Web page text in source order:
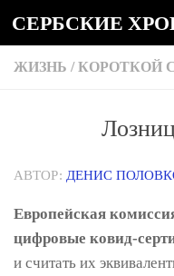
Под записью
ЖИЗНЬ / КОРОТКОЙ
АВТОР: ДЕНИС
Европейская
цифровые ковид-
и считать их